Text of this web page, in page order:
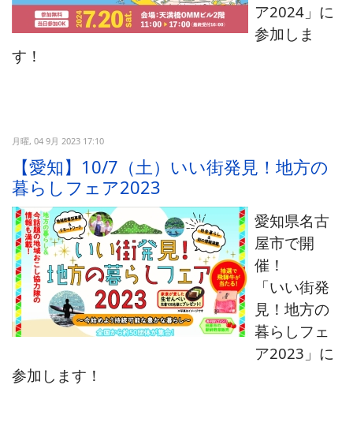
ア2024」に
参加しま
す！
月曜, 04 9月 2023 17:10
【愛知】10/7（土）いい街発見！地方の
暮らしフェア2023
愛知県名古
屋市で開
催！
「いい街発
見！地方の
暮らしフェ
ア2023」に
参加します！